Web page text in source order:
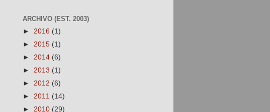
ARCHIVO (EST. 2003)
► 2016 (1)
► 2015 (1)
► 2014 (6)
► 2013 (1)
► 2012 (6)
► 2011 (14)
► 2010 (29)